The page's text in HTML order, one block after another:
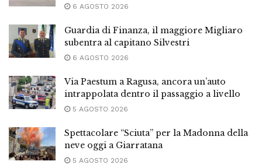
6 AGOSTO 2026
Guardia di Finanza, il maggiore Migliaro
subentra al capitano Silvestri
6 AGOSTO 2026
Via Paestum a Ragusa, ancora un’auto
intrappolata dentro il passaggio a livello
5 AGOSTO 2026
Spettacolare “Sciuta” per la Madonna della
neve oggi a Giarratana
5 AGOSTO 2026